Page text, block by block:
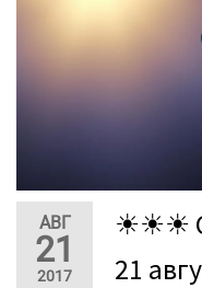
АВГ
21
2017
☀☀☀
21